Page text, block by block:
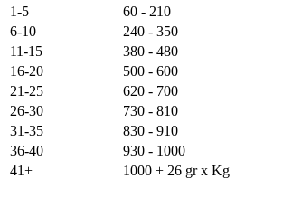
1-5
60 - 210
6-10
240 - 350
11-15
380 - 480
16-20
500 - 600
21-25
620 - 700
26-30
730 - 810
31-35
830 - 910
36-40
930 - 1000
41+
1000 + 26 gr x Kg